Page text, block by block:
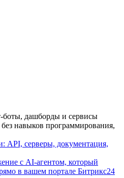
боты, дашборды и сервисы
без навыков программирования,
API, серверы, документация,
с AI-агентом, который
в вашем портале Битрикс24